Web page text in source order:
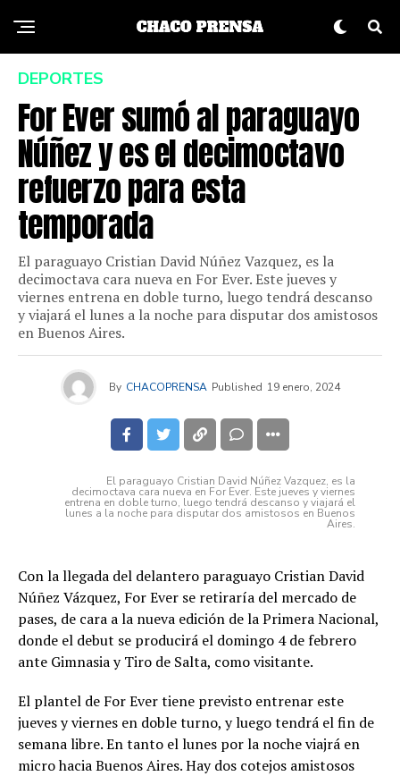
DEPORTES
For Ever sumó al paraguayo
Núñez y es el decimoctavo
refuerzo para esta
temporada
El paraguayo Cristian David Núñez Vazquez, es la
decimoctava cara nueva en For Ever. Este jueves y
viernes entrena en doble turno, luego tendrá descanso
y viajará el lunes a la noche para disputar dos amistosos
en Buenos Aires.
By CHACOPRENSA Published 19 enero, 2024
El paraguayo Cristian David Núñez Vazquez, es la
decimoctava cara nueva en For Ever. Este jueves y viernes
entrena en doble turno, luego tendrá descanso y viajará el
lunes a la noche para disputar dos amistosos en Buenos
Aires.
Con la llegada del delantero paraguayo Cristian David
Núñez Vázquez, For Ever se retiraría del mercado de
pases, de cara a la nueva edición de la Primera Nacional,
donde el debut se producirá el domingo 4 de febrero
ante Gimnasia y Tiro de Salta, como visitante.
El plantel de For Ever tiene previsto entrenar este
jueves y viernes en doble turno, y luego tendrá el fin de
semana libre. En tanto el lunes por la noche viajrá en
micro hacia Buenos Aires. Hay dos cotejos amistosos